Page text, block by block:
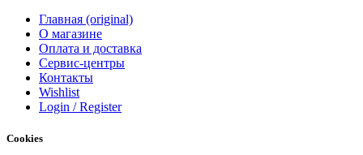
Главная (original)
О магазине
Оплата и доставка
Сервис-центры
Контакты
Wishlist
Login / Register
Cookies